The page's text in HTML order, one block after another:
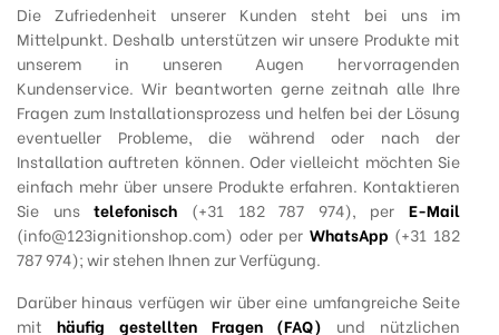
Die Zufriedenheit unserer Kunden steht bei uns im
Mittelpunkt. Deshalb unterstützen wir unsere Produkte mit
unserem in unseren Augen hervorragenden
Kundenservice. Wir beantworten gerne zeitnah alle Ihre
Fragen zum Installationsprozess und helfen bei der Lösung
eventueller Probleme, die während oder nach der
Installation auftreten können. Oder vielleicht möchten Sie
einfach mehr über unsere Produkte erfahren. Kontaktieren
Sie unstelefonisch (+31 182 787 974), per E-Mail
(info@123ignitionshop.com) oder per WhatsApp (+31 182
787 974); wir stehen Ihnen zur Verfügung.
Darüber hinaus verfügen wir über eine umfangreiche Seite
mit häufig gestellten Fragen (FAQ) und nützlichen